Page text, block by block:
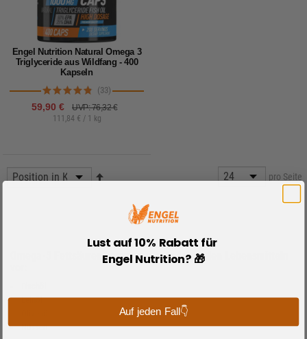
Engel Nutrition Natural Omega 3
Triglyceride aus Wildfang - 400
Kapseln
(33)
59,90 €
UVP: 76,32 €
111,84 € / 1 kg
pro Seite
Omega-3 Fettsäuren kommen u.a. in folgenden Lebensmitteln
Leinöl
Nüssen
Lust auf 10% Rabatt für
Engel Nutrition? 🎁
Auf jeden Fall👇